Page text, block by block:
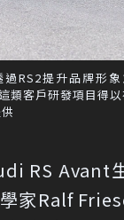
RS2提升品牌形
類客戶研發項目得
RS Avant
家Ralf